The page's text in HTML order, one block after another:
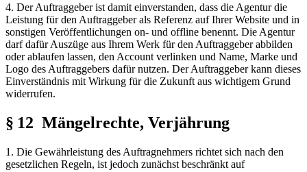
4. Der Auftraggeber ist damit einverstanden, dass die Agentur die
Leistung für den Auftraggeber als Referenz auf Ihrer Website und in
sonstigen Veröffentlichungen on- und offline benennt. Die Agentur
darf dafür Auszüge aus Ihrem Werk für den Auftraggeber abbilden
oder ablaufen lassen, den Account verlinken und Name, Marke und
Logo des Auftraggebers dafür nutzen. Der Auftraggeber kann dieses
Einverständnis mit Wirkung für die Zukunft aus wichtigem Grund
widerrufen.
§ 12 Mängelrechte, Verjährung
1. Die Gewährleistung des Auftragnehmers richtet sich nach den
gesetzlichen Regeln, ist jedoch zunächst beschränkt auf